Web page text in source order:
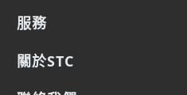
服務
關於STC